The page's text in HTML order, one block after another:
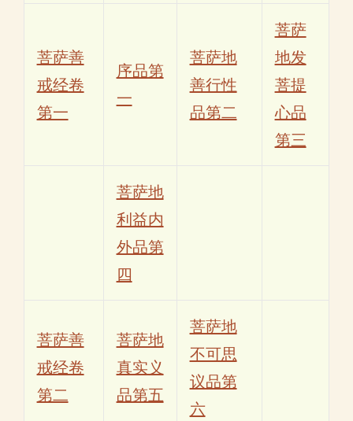
菩萨善
戒经卷
第一
序品第
一
菩萨地
善行性
品第二
菩萨
地发
菩提
心品
第三
菩萨地
利益内
外品第
四
菩萨善
戒经卷
第二
菩萨地
真实义
品第五
菩萨地
不可思
议品第
六